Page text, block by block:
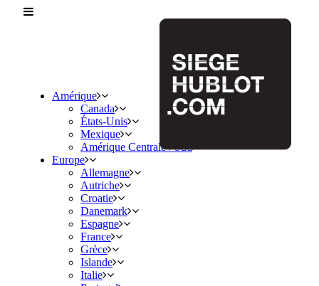
Amérique
Canada
États-Unis
Mexique
Amérique Centrale / Sud
Europe
Allemagne
Autriche
Croatie
Danemark
Espagne
France
Grèce
Islande
Italie